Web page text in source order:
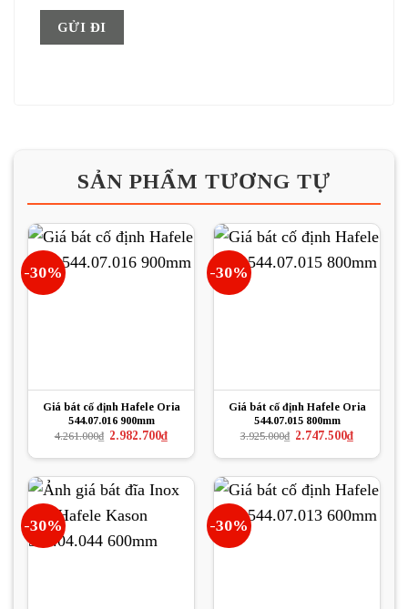
SẢN PHẨM TƯƠNG TỰ
-30%
Giá bát cố định Hafele Oria
544.07.016 900mm
4.261.000₫ Giá
là:
2.982.700₫Giá
hiện
tại
2.982.700₫.
-30%
Giá bát cố định Hafele Oria
544.07.015 800mm
3.925.000₫ Giá
là:
2.747.500₫Giá
hiện
tại
2.747.500₫.
-30% -30%